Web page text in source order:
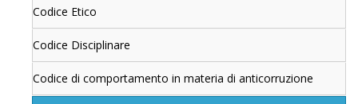
Codice Etico
Codice Disciplinare
Codice di comportamento in materia di anticorruzione